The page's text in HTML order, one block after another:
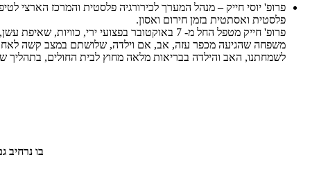
פרופ' יוסי חייק – מנהל המערך לכירורגיה פלסטית והמרכז הארצי
פלסטית ואסתטית בזמן חירום ואסון.
פרופ' חייק מטפל החל מ- 7 באוקטובר בפצועי ירי, כוויות, שאיפת עשן, פגיעת מטענים ועוד. זכור לו מקרה רפואי מיוחד –
משפחה שהגיעה מכפר עזה, אב, אם וילדה, שלושתם במצב קשה לאחר 10 שעות בהם הסתתרו בממ"ד שעבר שריפה
לשמחתנו, האב והילדה בבריאות מלאה מחוץ לבית החולים,
בו נרחיב גם על פעילות